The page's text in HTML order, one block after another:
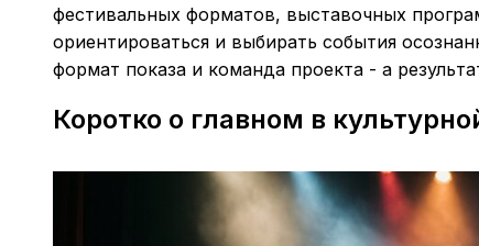
фестивальных форматов, выставочных
ориентироваться и выбирать события
формат показа и команда проекта - а
Коротко о главном в